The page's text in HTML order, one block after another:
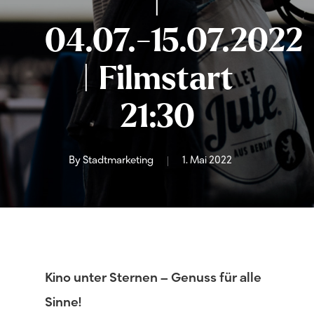
04.07.-15.07.2022
| Filmstart
21:30
ByStadtmarketing 1. Mai 2022
Kino unter Sternen – Genuss für alle
Sinne!